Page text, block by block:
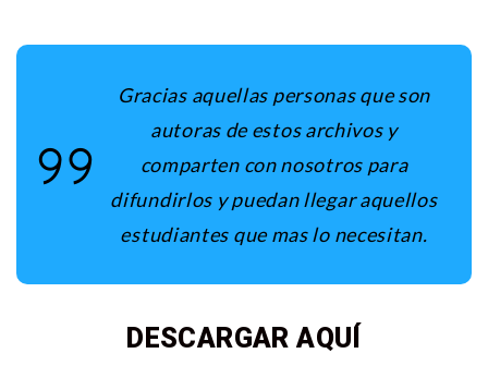
Gracias aquellas personas que son
autoras de estos archivos y
comparten con nosotros para
difundirlos y puedan llegar aquellos
estudiantes que mas lo necesitan.
DESCARGAR AQUÍ